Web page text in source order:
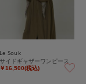
Le Souk
サイドギャザーワンピース
￥16,500(税込)